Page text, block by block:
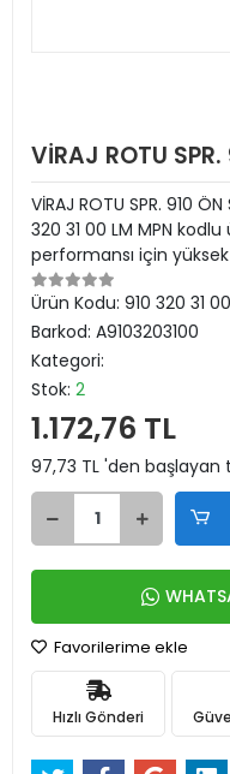
VİRAJ ROTU
VİRAJ ROTU SPR. 910
320 31 00 LM MPN
performansı için
Ürün Kodu: 910 320 31
Barkod: A9103203100
Kategori:
Stok: 2
1.172,76 TL
97,73 TL 'den başlayan
Favorilerime ekle
Hızlı Gönderi